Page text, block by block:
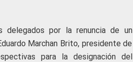
delegados por la renuncia de un
Marchan Brito, presidente de
para la designación del